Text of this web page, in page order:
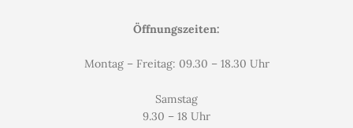
Öffnungszeiten:
Montag – Freitag: 09.30 – 18.30 Uhr
Samstag
9.30 – 18 Uhr